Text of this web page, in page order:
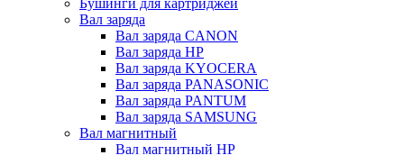
Вал заряда
Вал заряда CANON
Вал заряда HP
Вал заряда KYOCERA
Вал заряда PANASONIC
Вал заряда PANTUM
Вал заряда SAMSUNG
Вал магнитный
Вал магнитный HP